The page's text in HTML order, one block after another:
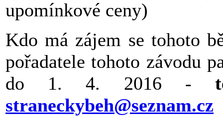
upomínkové ceny)
Kdo má zájem se tohoto
pořadatele tohoto závodu
do 1. 4. 2016 -
straneckybeh@seznam.cz